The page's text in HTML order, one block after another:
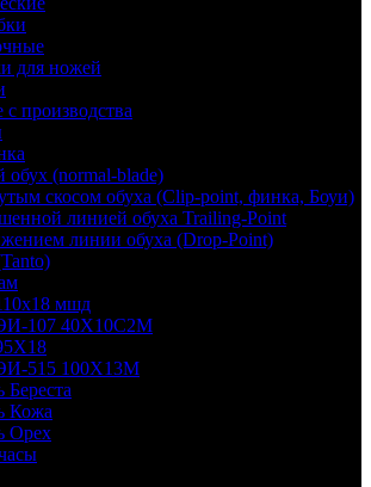
для ножей
производства
обух (normal-blade)
скосом обуха (Clip-point, финка, Боуи)
линией обуха Trailing-Point
линии обуха (Drop-Point)
мшд
107 40Х10С2М
515 100Х13М
Береста
Кожа
Орех